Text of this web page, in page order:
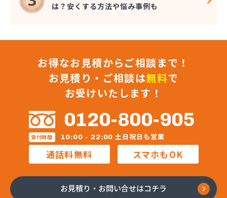
は？安くする方法や悩み事例も
お得なお見積からご相談まで！
お見積り・ご相談は無料で
お受けいたします！
0120-800-905
受付時間 10:00 - 22:00 土日祝日も営業
通話料無料 スマホもOK
お見積り・お問い合せはコチラ